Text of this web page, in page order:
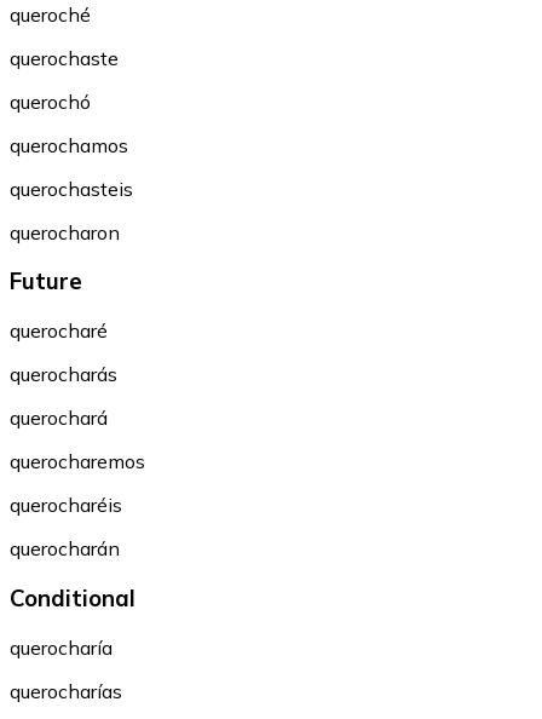
queroché
querochaste
querochó
querochamos
querochasteis
querocharon
Future
querocharé
querocharás
querochará
querocharemos
querocharéis
querocharán
Conditional
querocharía
querocharías